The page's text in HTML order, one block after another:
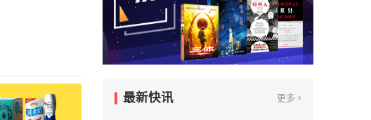
最新快讯 更多